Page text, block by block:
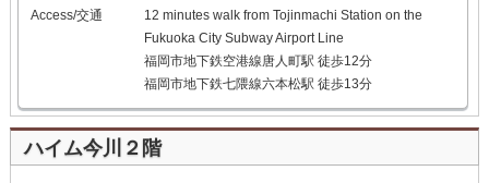
Access/交通
12 minutes walk from Tojinmachi Station on the
Fukuoka City Subway Airport Line
福岡市地下鉄空港線唐人町駅 徒歩12分
福岡市地下鉄七隈線六本松駅 徒歩13分
ハイム今川２階